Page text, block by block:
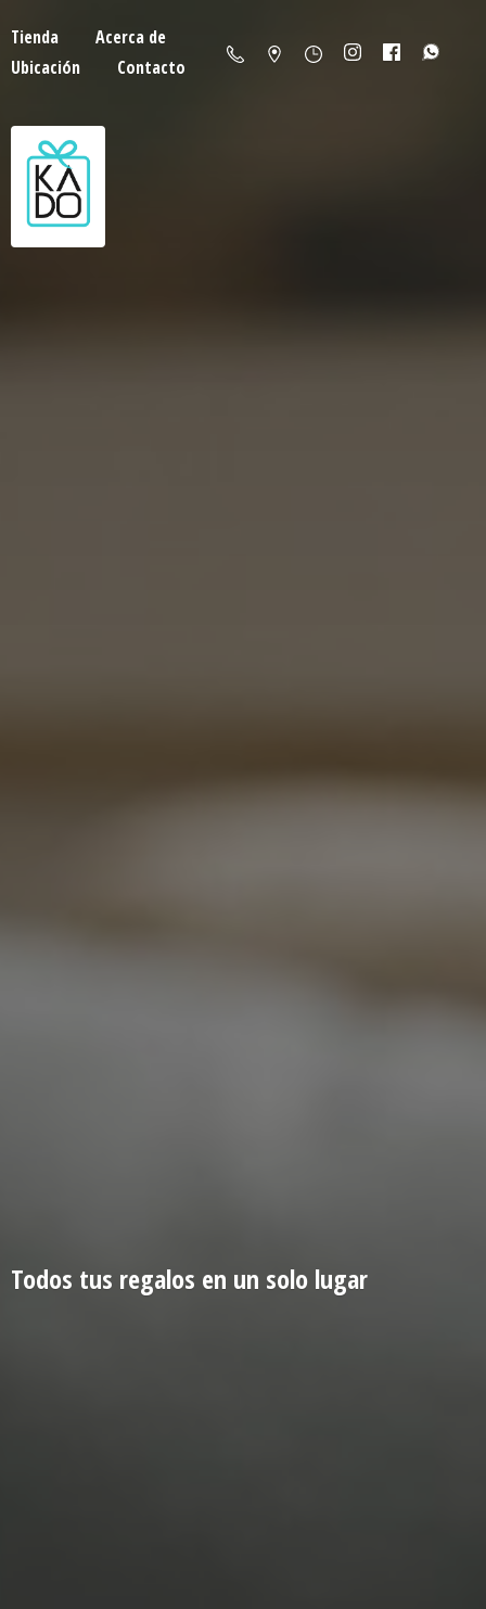
Tienda
Acerca de
Ubicación
Contacto
Todos tus regalos en un solo lugar